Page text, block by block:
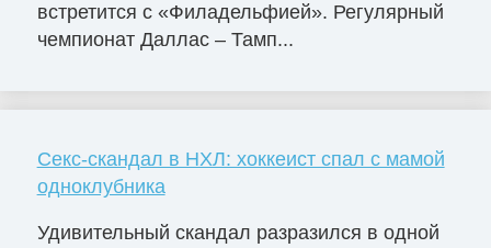
встретится с «Филадельфией». Регулярный
чемпионат Даллас – Тамп...
Секс-скандал в НХЛ: хоккеист спал с мамой
одноклубника
Удивительный скандал разразился в одной